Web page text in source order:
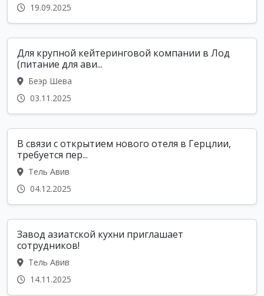
19.09.2025
Для крупной кейтеринговой компании в Лод
(питание для ави...
Беэр Шева
03.11.2025
В связи с открытием нового отеля в Герцлии,
требуется пер...
Тель Авив
04.12.2025
Завод азиатской кухни приглашает
сотрудников!
Тель Авив
14.11.2025